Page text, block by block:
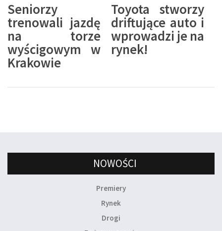
Seniorzy
trenowali jazdę
na torze
wyścigowym w
Krakowie
Toyota stworzy
driftujące auto i
wprowadzi je na
rynek!
NOWOŚCI
Premiery
Rynek
Drogi